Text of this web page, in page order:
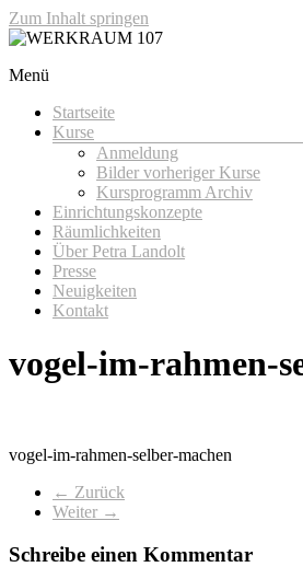
Zum Inhalt springen
Menü
Startseite
Kurse
Anmeldung
Bilder vorheriger Kurse
Kursprogramm Archiv
Einrichtungskonzepte
Räumlichkeiten
Über Petra Landolt
Presse
Neuigkeiten
Kontakt
vogel-im-rahmen-
vogel-im-rahmen-selber-machen
← Zurück
Weiter →
Schreibe einen Kommentar